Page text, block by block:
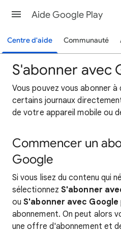
Aide Google Play
Centre d'aide Communauté
S'abonner avec
Vous pouvez vous abonner à
certains journaux
de votre appareil mobile ou
Commencer un
Google
Si vous lisez du contenu qui
sélectionnezS'abonner
ouS'abonner avec Google
abonnement. On peut alors
une offre d'abonnement et